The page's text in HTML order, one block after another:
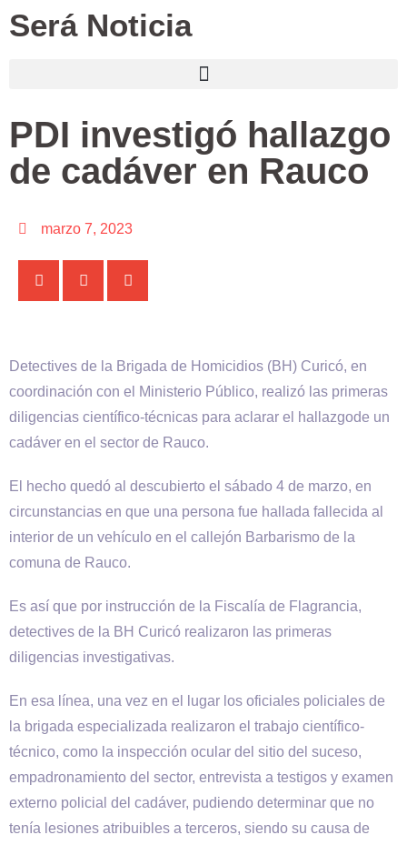
Será Noticia
PDI investigó hallazgo
de cadáver en Rauco
marzo 7, 2023
Detectives de la Brigada de Homicidios (BH) Curicó, en
coordinación con el Ministerio Público, realizó las primeras
diligencias científico-técnicas para aclarar el hallazgode un
cadáver en el sector de Rauco.
El hecho quedó al descubierto el sábado 4 de marzo, en
circunstancias en que una persona fue hallada fallecida al
interior de un vehículo en el callejón Barbarismo de la
comuna de Rauco.
Es así que por instrucción de la Fiscalía de Flagrancia,
detectives de la BH Curicó realizaron las primeras
diligencias investigativas.
En esa línea, una vez en el lugar los oficiales policiales de
la brigada especializada realizaron el trabajo científico-
técnico, como la inspección ocular del sitio del suceso,
empadronamiento del sector, entrevista a testigos y examen
externo policial del cadáver, pudiendo determinar que no
tenía lesiones atribuibles a terceros, siendo su causa de